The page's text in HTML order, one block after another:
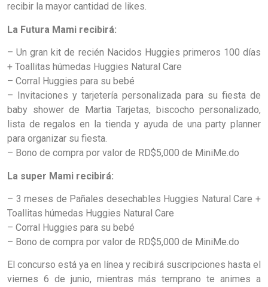
recibir la mayor cantidad de likes.
La Futura Mami recibirá:
– Un gran kit de recién Nacidos Huggies primeros 100 días
+ Toallitas húmedas Huggies Natural Care
– Corral Huggies para su bebé
– Invitaciones y tarjetería personalizada para su fiesta de
baby shower de Martia Tarjetas, biscocho personalizado,
lista de regalos en la tienda y ayuda de una party planner
para organizar su fiesta.
– Bono de compra por valor de RD$5,000 de MiniMe.do
La super Mami recibirá:
– 3 meses de Pañales desechables Huggies Natural Care +
Toallitas húmedas Huggies Natural Care
– Corral Huggies para su bebé
– Bono de compra por valor de RD$5,000 de MiniMe.do
El concurso está ya en línea y recibirá suscripciones hasta el
viernes 6 de junio, mientras más temprano te animes a